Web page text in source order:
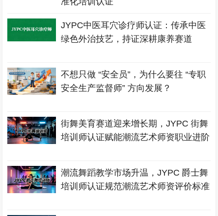
JYPC中医耳穴诊疗师认证：传承中医
绿色外治技艺，持证深耕康养赛道
不想只做 “安全员”，为什么要往 “专职
安全生产监督师” 方向发展？
街舞美育赛道迎来增长期，JYPC 街舞
培训师认证赋能潮流艺术师资职业进阶
潮流舞蹈教学市场升温，JYPC 爵士舞
培训师认证规范潮流艺术师资评价标准